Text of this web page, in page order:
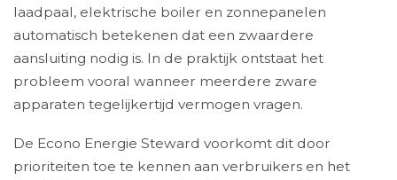
laadpaal, elektrische boiler en zonnepanelen
automatisch betekenen dat een zwaardere
aansluiting nodig is. In de praktijk ontstaat het
probleem vooral wanneer meerdere zware
apparaten tegelijkertijd vermogen vragen.
De Econo Energie Steward voorkomt dit door
prioriteiten toe te kennen aan verbruikers en het